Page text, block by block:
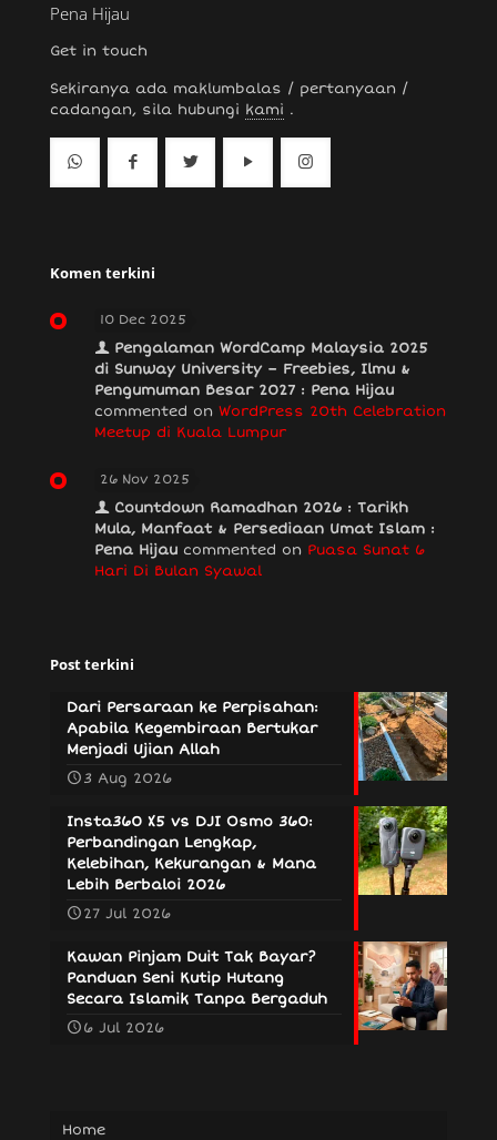
Pena Hijau
Get in touch
Sekiranya ada maklumbalas / pertanyaan /
cadangan, sila hubungi kami .
Komen terkini
10 Dec 2025
Pengalaman WordCamp Malaysia 2025
di Sunway University – Freebies, Ilmu &
Pengumuman Besar 2027 : Pena Hijau
commented on WordPress 20th Celebration
Meetup di Kuala Lumpur
26 Nov 2025
Countdown Ramadhan 2026 : Tarikh
Mula, Manfaat & Persediaan Umat Islam :
Pena Hijau commented on Puasa Sunat 6
Hari Di Bulan Syawal
Post terkini
Dari Persaraan ke Perpisahan:
Apabila Kegembiraan Bertukar
Menjadi Ujian Allah
3 Aug 2026
Insta360 X5 vs DJI Osmo 360:
Perbandingan Lengkap,
Kelebihan, Kekurangan & Mana
Lebih Berbaloi 2026
27 Jul 2026
Kawan Pinjam Duit Tak Bayar?
Panduan Seni Kutip Hutang
Secara Islamik Tanpa Bergaduh
6 Jul 2026
Home